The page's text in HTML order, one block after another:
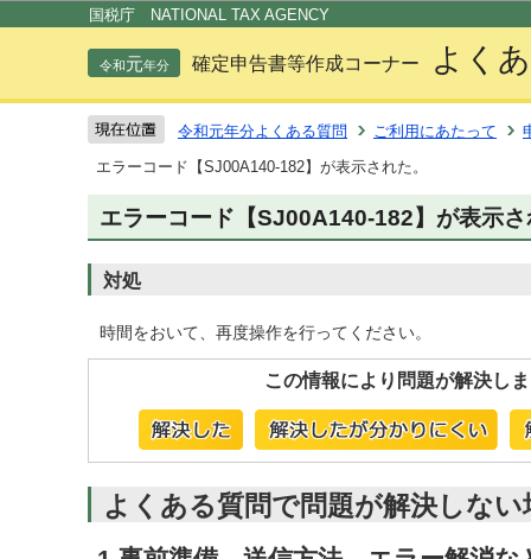
国税庁 NATIONAL TAX AGENCY
令和元年分 確定申告書等作成コーナー よく
令和元年分よくある質問 ご利用にあたって
エラーコード【SJ00A140-182】が表示された。
エラーコード【SJ00A140-182】が表示さ
対処
時間をおいて、再度操作を行ってください。
この情報により問題が解決し
よくある質問で問題が解決しな